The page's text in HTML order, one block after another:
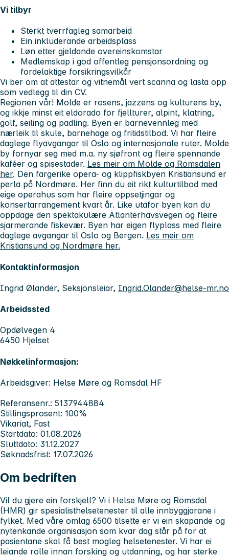
Vi tilbyr
Sterkt tverrfagleg samarbeid
Ein inkluderande arbeidsplass
Løn etter gjeldande overeinskomstar
Medlemskap i god offentleg pensjonsordning og
fordelaktige forsikringsvilkår
Vi ber om at attestar og vitnemål vert scanna og lasta opp
som vedlegg til din CV.
Regionen vår! Molde er rosens, jazzens og kulturens by,
og ikkje minst eit eldorado for fjellturer, alpint, klatring,
golf, seiling og padling. Byen er barnevennleg med
nærleik til skule, barnehage og fritidstilbod. Vi har fleire
daglege flyavgangar til Oslo og internasjonale ruter. Molde
by fornyar seg med m.a. ny sjøfront og fleire spennande
kaféer og spisestader. Les meir om Molde og Romsdalen
her. Den fargerike opera- og klippfiskbyen Kristiansund er
perla på Nordmøre. Her finn du eit rikt kulturtilbod med
eige operahus som har fleire oppsetjingar og
konsertarrangement kvart år. Like utafor byen kan du
oppdage den spektakulære Atlanterhavsvegen og fleire
sjarmerande fiskevær. Byen har eigen flyplass med fleire
daglege avgangar til Oslo og Bergen. Les meir om
Kristiansund og Nordmøre her.
Kontaktinformasjon
Ingrid Ølander, Seksjonsleiar, Ingrid.Olander@helse-mr.no
Arbeidssted
Opdølvegen 4
6450 Hjelset
Nøkkelinformasjon:
Arbeidsgiver: Helse Møre og Romsdal HF
Referansenr.: 5137944884
Stillingsprosent: 100%
Vikariat, Fast
Startdato: 01.08.2026
Sluttdato: 31.12.2027
Søknadsfrist: 17.07.2026
Om bedriften
Vil du gjere ein forskjell? Vi i Helse Møre og Romsdal
(HMR) gir spesialisthelsetenester til alle innbyggjarane i
fylket. Med våre omlag 6500 tilsette er vi ein skapande og
nytenkande organisasjon som kvar dag står på for at
pasientane skal få best mogleg helsetenester. Vi har ei
leiande rolle innan forsking og utdanning, og har sterke